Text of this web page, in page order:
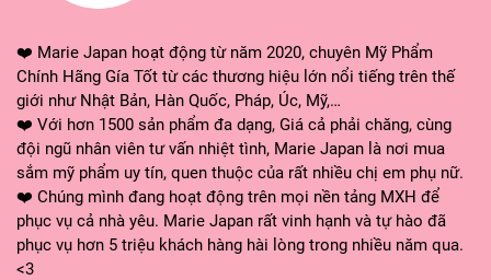
❤️ Marie Japan hoạt động từ năm 2020, chuyên Mỹ Phẩm
Chính Hãng Gía Tốt từ các thương hiệu lớn nổi tiếng trên thế
giới như Nhật Bản, Hàn Quốc, Pháp, Úc, Mỹ,…
❤️ Với hơn 1500 sản phẩm đa dạng, Giá cả phải chăng, cùng
đội ngũ nhân viên tư vấn nhiệt tình, Marie Japan là nơi mua
sắm mỹ phẩm uy tín, quen thuộc của rất nhiều chị em phụ nữ.
❤️ Chúng mình đang hoạt động trên mọi nền tảng MXH để
phục vụ cả nhà yêu. Marie Japan rất vinh hạnh và tự hào đã
phục vụ hơn 5 triệu khách hàng hài lòng trong nhiều năm qua.
<3